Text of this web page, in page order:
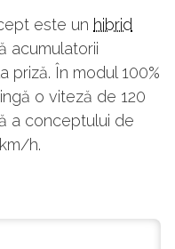
este un hibrid
acumulatorii
priză. În modul 100%
o viteză de 120
a conceptului de
h.